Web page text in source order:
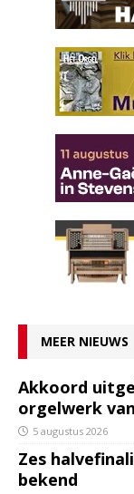
MEER NIEUWS
Akkoord
orgelwerk
5 augustus 2026
Zes
bekend